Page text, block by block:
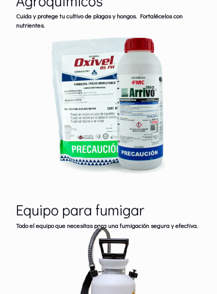
Cuida y protege tu cultivo de plagas y hongos. Fortalécelos con
nutrientes.
Equipo para fumigar
Todo el equipo que necesitas para una fumigación segura y efectiva.